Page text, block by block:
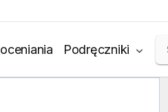
Podręczniki